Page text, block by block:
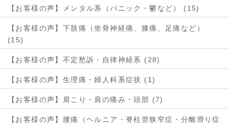
【お客様の声】メンタル系（パニック・鬱など） (15)
【お客様の声】下肢痛（坐骨神経痛、膝痛、足痛など）
(15)
【お客様の声】不定愁訴・自律神経系 (28)
【お客様の声】生理痛・婦人科系症状 (1)
【お客様の声】肩こり・肩の痛み・頭部 (7)
【お客様の声】腰痛（ヘルニア・脊柱管狭窄症・分離滑り症